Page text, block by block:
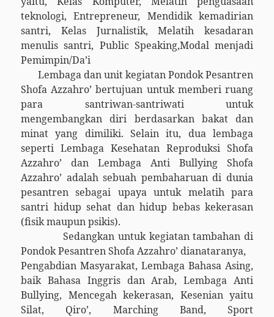
teknologi, Entrepreneur, Mendidik kemadirian
santri, Kelas Jurnalistik, Melatih kesadaran
menulis santri, Public Speaking,Modal menjadi
Pemimpin/Da’i
Lembaga dan unit kegiatan Pondok Pesantren
Shofa Azzahro’ bertujuan untuk memberi ruang
para santriwan-santriwati untuk
mengembangkan diri berdasarkan bakat dan
minat yang dimiliki. Selain itu, dua lembaga
seperti Lembaga Kesehatan Reproduksi Shofa
Azzahro’ dan Lembaga Anti Bullying Shofa
Azzahro’ adalah sebuah pembaharuan di dunia
pesantren sebagai upaya untuk melatih para
santri hidup sehat dan hidup bebas kekerasan
(fisik maupun psikis).
Sedangkan untuk kegiatan tambahan di
Pondok Pesantren Shofa Azzahro’ dianataranya,
Pengabdian Masyarakat, Lembaga Bahasa Asing,
baik Bahasa Inggris dan Arab, Lembaga Anti
Bullying, Mencegah kekerasan, Kesenian yaitu
Silat, Qiro’, Marching Band, Sport